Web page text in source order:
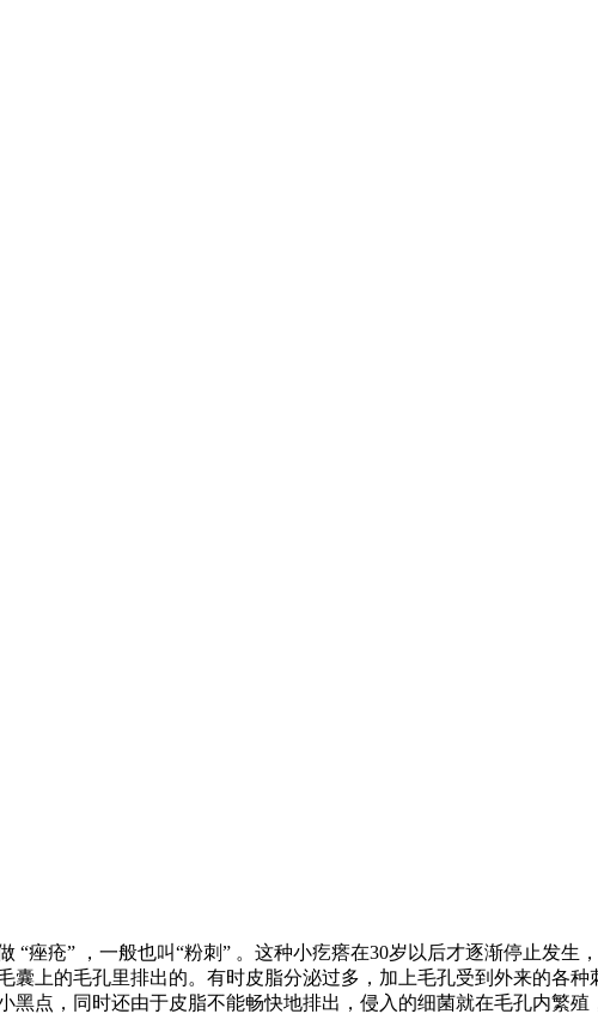
痤疮” ，一般也叫“粉刺” 。这种小疙瘩在30岁以后才逐渐停止发生
上的毛孔里排出的。有时皮脂分泌过多，加上毛孔受到外来的各
点，同时还由于皮脂不能畅快地排出，侵入的细菌就在毛孔内繁